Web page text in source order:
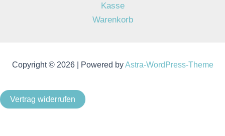
Kasse
Warenkorb
Copyright © 2026 | Powered byAstra-WordPress-Theme
Vertrag widerrufen